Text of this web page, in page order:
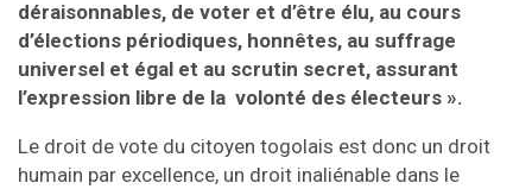
déraisonnables, de voter et d’être élu, au cours
d’élections périodiques, honnêtes, au suffrage
universel et égal et au scrutin secret, assurant
l’expression libre de la volonté des électeurs ».
Le droit de vote du citoyen togolais est donc un droit
humain par excellence, un droit inaliénable dans le